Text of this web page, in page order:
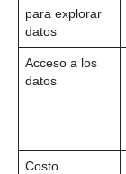
para explorar
datos
Acceso a los
datos
Costo